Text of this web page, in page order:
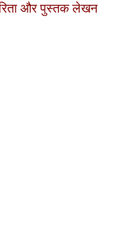
और पुस्तक लेखन